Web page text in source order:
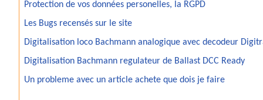
Protection de vos données personelles, la RGPD
Les Bugs recensés sur le site
Digitalisation loco Bachmann analogique avec decodeur
Digitalisation Bachmann regulateur de Ballast DCC Ready
Un probleme avec un article achete que dois je faire